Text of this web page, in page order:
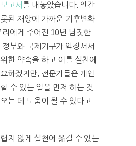
보고서 를 내놓았습니다. 인간
된 재앙에 가까운 기후변화
리에게 주어진 10년 남짓한
부와 국제기구가 앞장서서
한 약속을 하고 이를 실천에
하겠지만, 전문가들은 개인
수 있는 일을 먼저 하는 것
는 데 도움이 될 수 있다고
지 않게 실천에 옮길 수 있는